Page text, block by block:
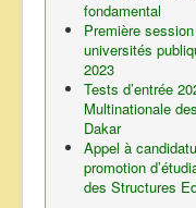
fondamental
Première
universités
2023
Tests d’entrée
Multinationale
Dakar
Appel à
promotion
des Structures